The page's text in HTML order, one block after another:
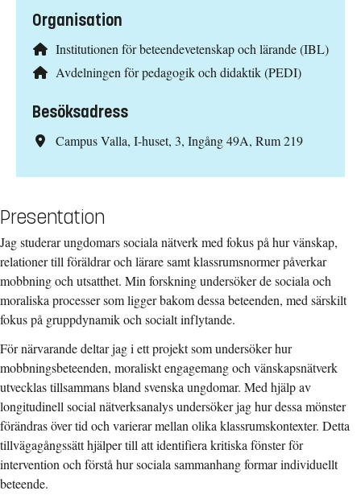
Organisation
Institutionen för beteendevetenskap och lärande (IBL)
Avdelningen för pedagogik och didaktik (PEDI)
Besöksadress
Campus Valla, I-huset, 3, Ingång 49A, Rum 219
Presentation
Jag studerar ungdomars sociala nätverk med fokus på hur vänskap,
relationer till föräldrar och lärare samt klassrumsnormer påverkar
mobbning och utsatthet. Min forskning undersöker de sociala och
moraliska processer som ligger bakom dessa beteenden, med särskilt
fokus på gruppdynamik och socialt inflytande.
För närvarande deltar jag i ett projekt som undersöker hur
mobbningsbeteenden, moraliskt engagemang och vänskapsnätverk
utvecklas tillsammans bland svenska ungdomar. Med hjälp av
longitudinell social nätverksanalys undersöker jag hur dessa mönster
förändras över tid och varierar mellan olika klassrumskontexter. Detta
tillvägagångssätt hjälper till att identifiera kritiska fönster för
intervention och förstå hur sociala sammanhang formar individuellt
beteende.